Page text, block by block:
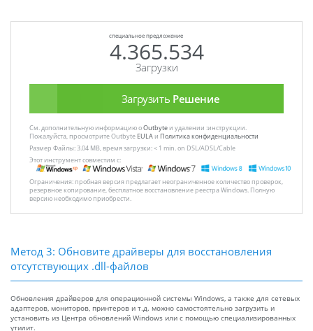
специальное предложение
4.365.534
Загрузки
Загрузить Решение
См. дополнительную информацию оOutbyteи удалении :инструкции.
Пожалуйста, просмотрите Outbyte EULAи Политика конфиденциальности
Размер Файлы: 3.04 MB, время загрузки: < 1 min. on DSL/ADSL/Cable
Этот инструмент совместим с:
Ограничения: пробная версия предлагает неограниченное количество проверок,
резервное копирование, бесплатное восстановление реестра Windows. Полную
версию необходимо приобрести.
Метод 3: Обновите драйверы для восстановления
отсутствующих .dll-файлов
Обновления драйверов для операционной системы Windows, а также для сетевых
адаптеров, мониторов, принтеров и т.д. можно самостоятельно загрузить и
установить из Центра обновлений Windows или с помощью специализированных
утилит.